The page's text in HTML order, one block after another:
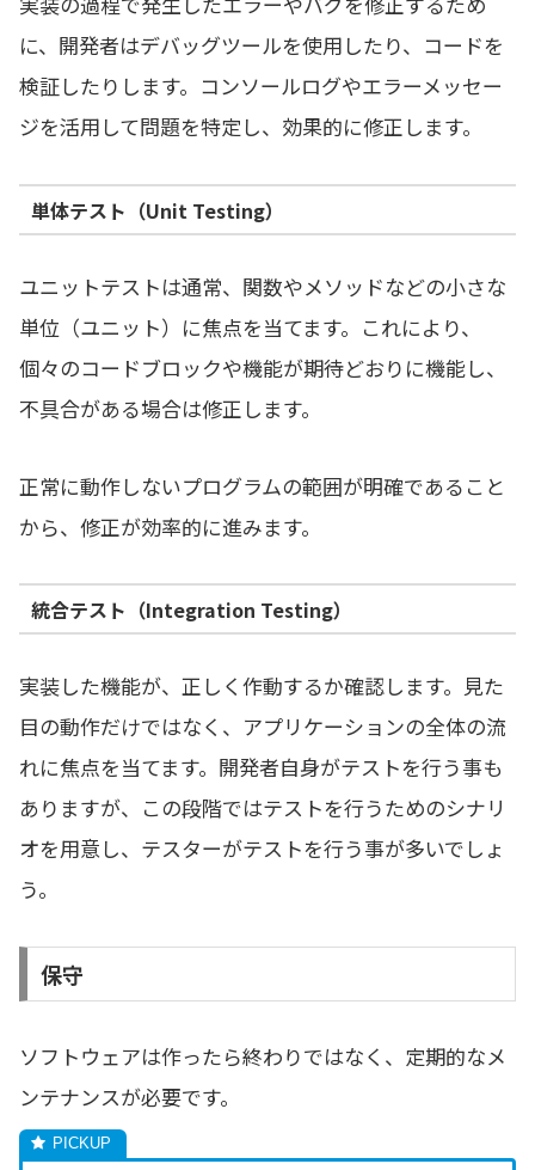
に、開発者はデバッグツールを使用したり、コードを
検証したりします。コンソールログやエラーメッセー
ジを活用して問題を特定し、効果的に修正します。
単体テスト（Unit Testing）
ユニットテストは通常、関数やメソッドなどの小さな
単位（ユニット）に焦点を当てます。これにより、
個々のコードブロックや機能が期待どおりに機能し、
不具合がある場合は修正します。
正常に動作しないプログラムの範囲が明確であること
から、修正が効率的に進みます。
統合テスト（Integration Testing）
実装した機能が、正しく作動するか確認します。見た
目の動作だけではなく、アプリケーションの全体の流
れに焦点を当てます。開発者自身がテストを行う事も
ありますが、この段階ではテストを行うためのシナリ
オを用意し、テスターがテストを行う事が多いでしょ
う。
保守
ソフトウェアは作ったら終わりではなく、定期的なメ
ンテナンスが必要です。